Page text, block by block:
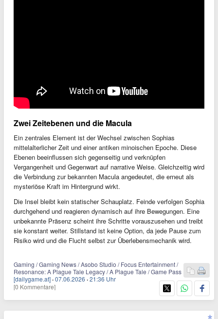
Zwei Zeitebenen und die Macula
Ein zentrales Element ist der Wechsel zwischen Sophias
mittelalterlicher Zeit und einer antiken minoischen Epoche. Diese
Ebenen beeinflussen sich gegenseitig und verknüpfen
Vergangenheit und Gegenwart auf narrative Weise. Gleichzeitig wird
die Verbindung zur bekannten Macula angedeutet, die erneut als
mysteriöse Kraft im Hintergrund wirkt.
Die Insel bleibt kein statischer Schauplatz. Feinde verfolgen Sophia
durchgehend und reagieren dynamisch auf ihre Bewegungen. Eine
unbekannte Präsenz scheint ihre Schritte vorauszusehen und treibt
sie konstant weiter. Stillstand ist keine Option, da jede Pause zum
Risiko wird und die Flucht selbst zur Überlebensmechanik wird.
Gaming / Gaming News / Asobo Studio / Focus Entertainment /
Resonance: A Plague Tale Legacy / A Plague Tale / Game Pass
[dailygame.at] ·07.06.2026 ·21:36 Uhr
[0 Kommentare]